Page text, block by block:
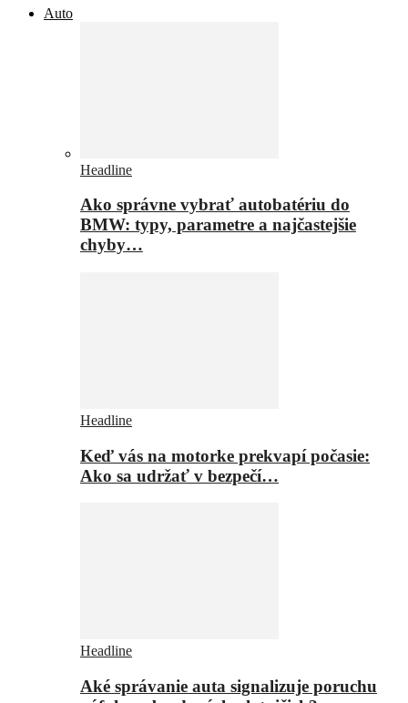
Auto
Headline
Ako správne vybrať autobatériu do
BMW: typy, parametre a najčastejšie
chyby…
Headline
Keď vás na motorke prekvapí počasie:
Ako sa udržať v bezpečí…
Headline
Aké správanie auta signalizuje poruchu